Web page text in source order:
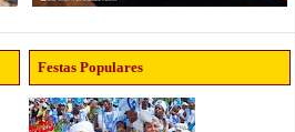
Festas Populares